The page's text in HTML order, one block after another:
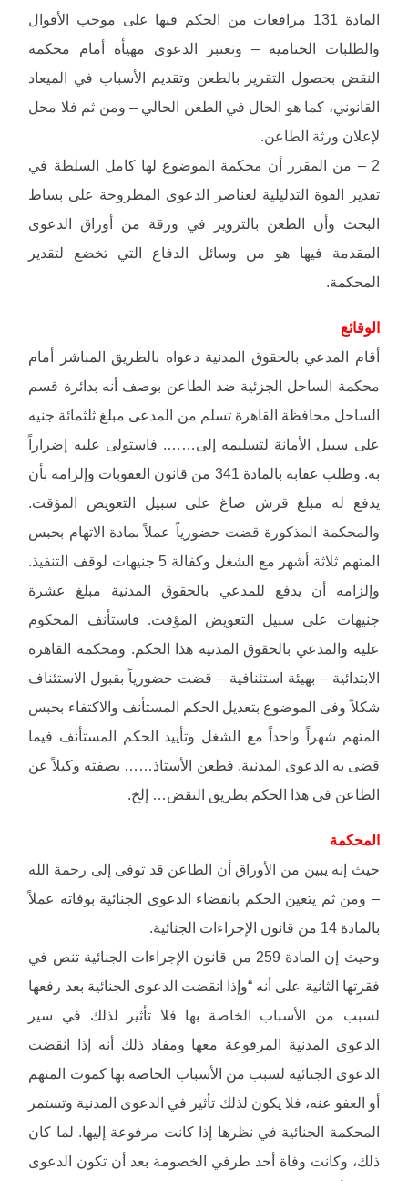
المادة 131 مرافعات من الحكم فيها على موجب الأقوال
والطلبات الختامية – وتعتبر الدعوى مهيأة أمام محكمة
النقض بحصول التقرير بالطعن وتقديم الأسباب في الميعاد
القانوني، كما هو الحال في الطعن الحالي – ومن ثم فلا محل
لإعلان ورثة الطاعن.
2 – من المقرر أن محكمة الموضوع لها كامل السلطة في
تقدير القوة التدليلية لعناصر الدعوى المطروحة على بساط
البحث وأن الطعن بالتزوير في ورقة من أوراق الدعوى
المقدمة فيها هو من وسائل الدفاع التي تخضع لتقدير
المحكمة.
الوقائع
أقام المدعي بالحقوق المدنية دعواه بالطريق المباشر أمام
محكمة الساحل الجزئية ضد الطاعن بوصف أنه بدائرة قسم
الساحل محافظة القاهرة تسلم من المدعى مبلغ ثلثمائة جنيه
على سبيل الأمانة لتسليمه إلى……. فاستولى عليه إضراراً
به. وطلب عقابه بالمادة 341 من قانون العقوبات وإلزامه بأن
يدفع له مبلغ قرش صاغ على سبيل التعويض المؤقت.
والمحكمة المذكورة قضت حضورياً عملاً بمادة الاتهام بحبس
المتهم ثلاثة أشهر مع الشغل وكفالة 5 جنيهات لوقف التنفيذ.
وإلزامه أن يدفع للمدعي بالحقوق المدنية مبلغ عشرة
جنيهات على سبيل التعويض المؤقت. فاستأنف المحكوم
عليه والمدعي بالحقوق المدنية هذا الحكم. ومحكمة القاهرة
الابتدائية – بهيئة استئنافية – قضت حضورياً بقبول الاستئناف
شكلاً وفى الموضوع بتعديل الحكم المستأنف والاكتفاء بحبس
المتهم شهراً واحداً مع الشغل وتأييد الحكم المستأنف فيما
قضى به الدعوى المدنية. فطعن الأستاذ…… بصفته وكيلاً عن
الطاعن في هذا الحكم بطريق النقض… إلخ.
المحكمة
حيث إنه يبين من الأوراق أن الطاعن قد توفى إلى رحمة الله
– ومن ثم يتعين الحكم بانقضاء الدعوى الجنائية بوفاته عملاً
بالمادة 14 من قانون الإجراءات الجنائية.
وحيث إن المادة 259 من قانون الإجراءات الجنائية تنص في
فقرتها الثانية على أنه “وإذا انقضت الدعوى الجنائية بعد رفعها
لسبب من الأسباب الخاصة بها فلا تأثير لذلك في سير
الدعوى المدنية المرفوعة معها ومفاد ذلك أنه إذا انقضت
الدعوى الجنائية لسبب من الأسباب الخاصة بها كموت المتهم
أو العفو عنه، فلا يكون لذلك تأثير في الدعوى المدنية وتستمر
المحكمة الجنائية في نظرها إذا كانت مرفوعة إليها. لما كان
ذلك، وكانت وفاة أحد طرفي الخصومة بعد أن تكون الدعوى